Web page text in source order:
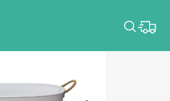
dates de votre
événement.